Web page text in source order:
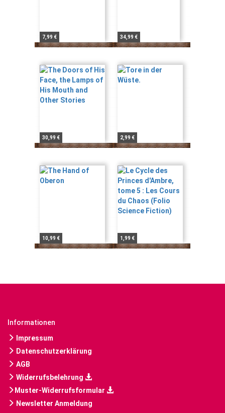
7,99 € 34,99 €
30,99 € 2,99 €
10,99 € 1,99 €
Informationen
Impressum
Datenschutzerklärung
AGB
Widerrufsbelehrung
Muster-Widerrufsformular
Newsletter Anmeldung